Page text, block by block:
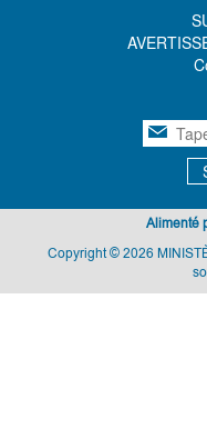
Alimenté
Copyright © 2026